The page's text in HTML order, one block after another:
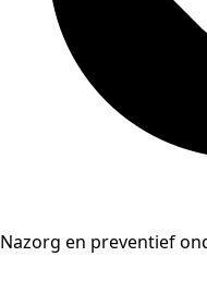
Nazorg en preventief